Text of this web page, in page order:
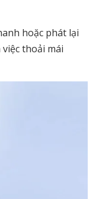
hoặc phát lại
thoải mái